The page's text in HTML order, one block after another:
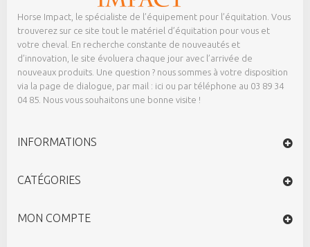
Horse Impact, le spécialiste de l’équipement pour l’équitation. Vous
trouverez sur ce site tout le matériel d’équitation pour vous et
votre cheval. En recherche constante de nouveautés et
d’innovation, le site évoluera chaque jour avec l’arrivée de
nouveaux produits. Une question ? nous sommes à votre disposition
via la page de dialogue, par mail : ici ou par téléphone au 03 89 34
04 85. Nous vous souhaitons une bonne visite !
INFORMATIONS
CATÉGORIES
MON COMPTE